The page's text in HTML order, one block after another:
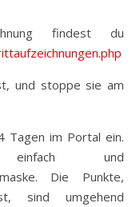
findest du
und stoppe sie am
Tagen im Portal ein.
und
Die Punkte,
umgehend